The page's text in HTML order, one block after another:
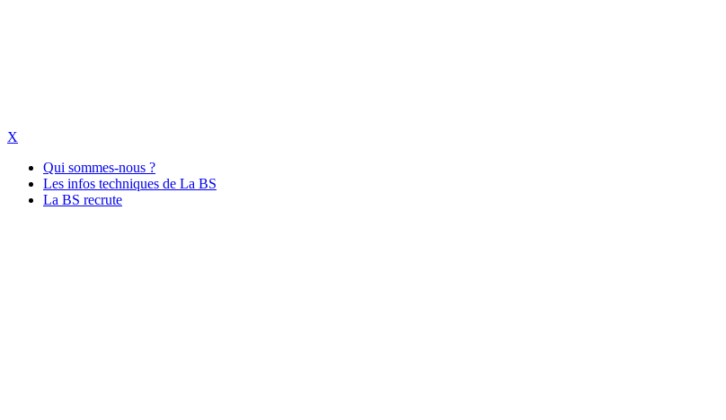
X
Qui sommes-nous ?
Les infos techniques de La BS
La BS recrute